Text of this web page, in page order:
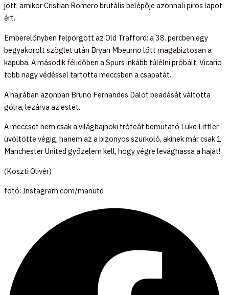
jött, amikor Cristian Romero brutális belépője azonnali piros lapot
ért.
Emberelőnyben felpörgött az Old Trafford: a 38. percben egy
begyakorolt szöglet után Bryan Mbeumo lőtt magabiztosan a
kapuba. A második félidőben a Spurs inkább túlélni próbált, Vicario
több nagy védéssel tartotta meccsben a csapatát.
A hajrában azonban Bruno Fernandes Dalot beadását váltotta
gólra, lezárva az estét.
A meccset nem csak a világbajnoki trófeát bemutató Luke Littler
üvöltötte végig, hanem az a bizonyos szurkoló, akinek már csak 1
Manchester United győzelem kell, hogy végre levághassa a haját!
(Koszti Olivér)
fotó: Instagram.com/manutd